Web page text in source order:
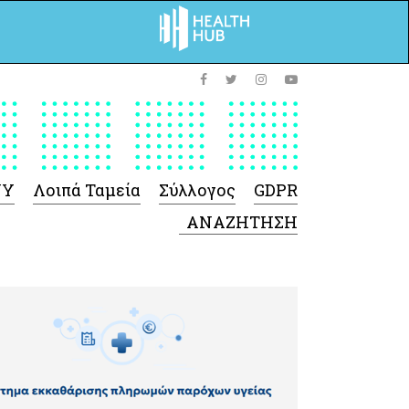
Προϊόντων
-Γενικές πληροφορίες
Σύμβαση Ακουστικών/
Ορθοπεδικά/ Αναπνευστικές
συσκευές
Λοιπά Ταμεία Σύλλογος GDPR